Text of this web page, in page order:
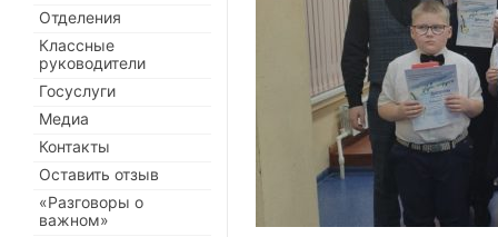
Отделения
Классные
руководители
Госуслуги
Медиа
Контакты
Оставить отзыв
«Разговоры о
важном»